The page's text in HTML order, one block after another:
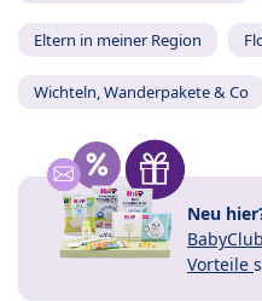
Eltern in meiner Region
Wichteln, Wanderpakete & Co
Neu
Vorteile